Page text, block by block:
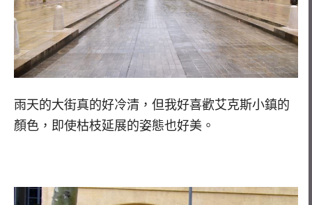
雨天的大街真的好冷清，但我好喜歡艾克斯小鎮的
顏色，即使枯枝延展的姿態也好美。